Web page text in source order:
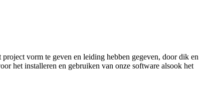
vorm te geven en leiding hebben gegeven, door dik en
het installeren en gebruiken van onze software alsook het